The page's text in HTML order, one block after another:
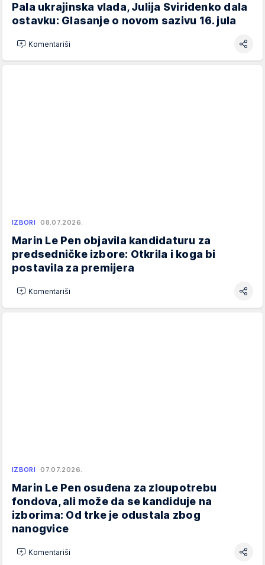
Pala ukrajinska vlada, Julija Sviridenko dala
ostavku: Glasanje o novom sazivu 16. jula
Komentariši
IZBORI 08.07.2026.
Marin Le Pen objavila kandidaturu za
predsedničke izbore: Otkrila i koga bi
postavila za premijera
Komentariši
IZBORI 07.07.2026.
Marin Le Pen osuđena za zloupotrebu
fondova, ali može da se kandiduje na
izborima: Od trke je odustala zbog
nanogvice
Komentariši